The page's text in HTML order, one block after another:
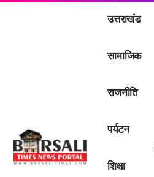
उत्तराखंड
सामाजिक
राजनीति
पर्यटन
शिक्षा